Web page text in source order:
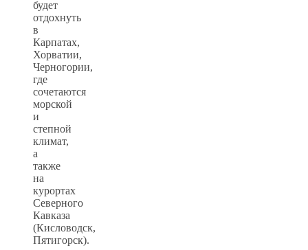
будет
отдохнуть
в
Карпатах,
Хорватии,
Черногории,
где
сочетаются
морской
и
степной
климат,
а
также
на
курортах
Северного
Кавказа
(Кисловодск,
Пятигорск).